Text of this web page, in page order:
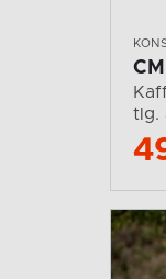
tlg.